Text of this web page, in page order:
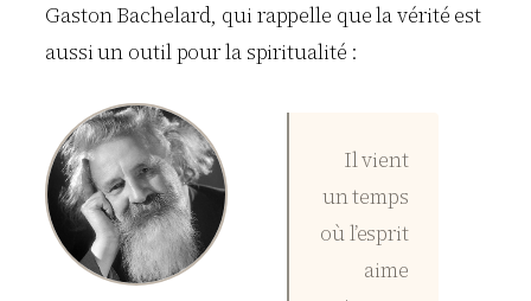
Gaston Bachelard, qui rappelle que la vérité est
aussi un outil pour la spiritualité :
Il vient
un temps
où l’esprit
aime